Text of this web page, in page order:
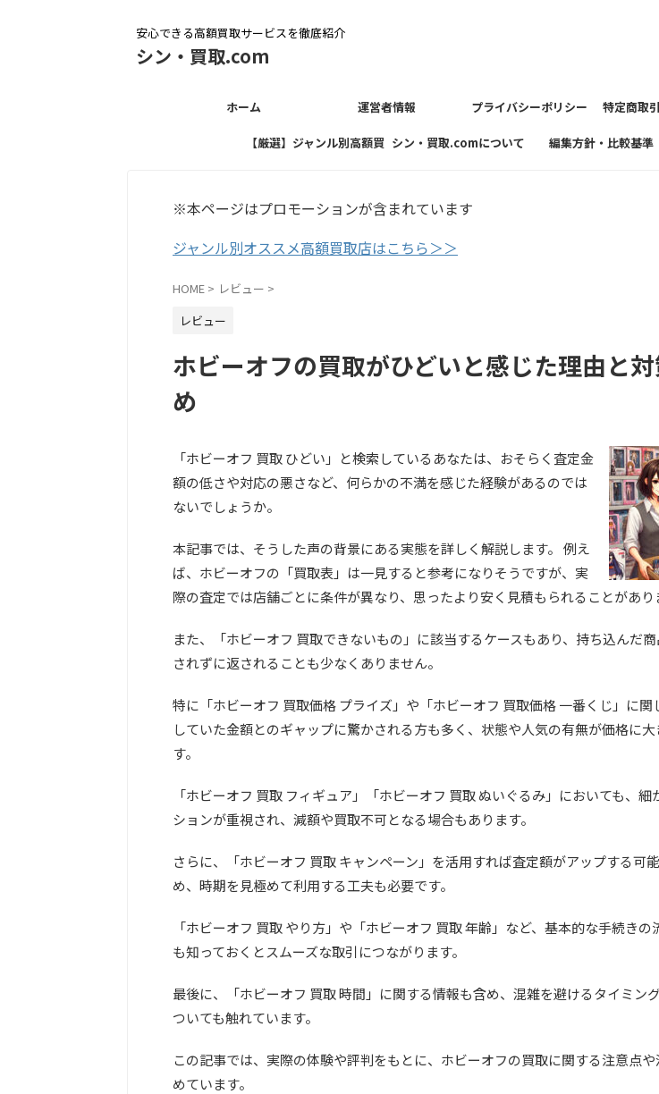
安心できる高額買取サービスを徹底紹介
シン・買取.com
ホーム 運営者情報 プライバシーポリシー 特定商取
【厳選】ジャンル別高額買 シン・買取.comについて 編集方針・比較基準
※本ページはプロモーションが含まれています
ジャンル別オススメ高額買取店はこちら＞＞
HOME > レビュー >
レビュー
ホビーオフの買取がひどいと感じた理由と
め
「ホビーオフ 買取 ひどい」と検索しているあなたは、おそらく査定金
額の低さや対応の悪さなど、何らかの不満を感じた経験があるのでは
ないでしょうか。
本記事では、そうした声の背景にある実態を詳しく解説します。 例え
ば、ホビーオフの「買取表」は一見すると参考になりそうですが、実
際の査定では店舗ごとに条件が異なり、思ったより安く見積もられることがあり
また、「ホビーオフ 買取できないもの」に該当するケースもあり、持ち込んだ
されずに返されることも少なくありません。
特に「ホビーオフ 買取価格 プライズ」や「ホビーオフ 買取価格 一番くじ」に関
していた金額とのギャップに驚かされる方も多く、状態や人気の有無が価格に
す。
「ホビーオフ 買取 フィギュア」「ホビーオフ 買取 ぬいぐるみ」においても、細
ションが重視され、減額や買取不可となる場合もあります。
さらに、「ホビーオフ 買取 キャンペーン」を活用すれば査定額がアップする可
め、時期を見極めて利用する工夫も必要です。
「ホビーオフ 買取 やり方」や「ホビーオフ 買取 年齢」など、基本的な手続きの
も知っておくとスムーズな取引につながります。
最後に、「ホビーオフ 買取 時間」に関する情報も含め、混雑を避けるタイミン
ついても触れています。
この記事では、実際の体験や評判をもとに、ホビーオフの買取に関する注意点
めています。